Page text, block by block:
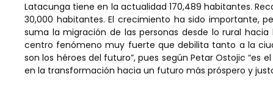
Latacunga tiene en la actualidad 170,489 habitantes.
30,000 habitantes. El crecimiento ha sido importante,
suma la migración de las personas desde lo rural
centro fenómeno muy fuerte que debilita tanto a la
son los héroes del futuro”, pues según Petar Ostojic
en la transformación hacia un futuro más próspero y